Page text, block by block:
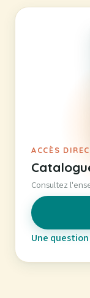
ACCÈS
Consultez
Une